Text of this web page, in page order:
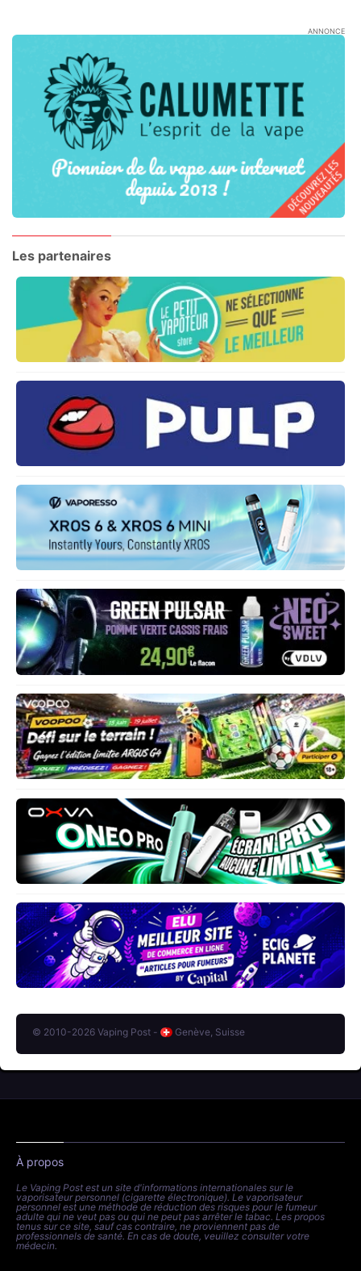
ANNONCE
Les partenaires
© 2010-2026 Vaping Post - Genève, Suisse
À propos
Le Vaping Post est un site d'informations internationales sur le
vaporisateur personnel (cigarette électronique). Le vaporisateur
personnel est une méthode de réduction des risques pour le fumeur
adulte qui ne veut pas ou qui ne peut pas arrêter le tabac. Les propos
tenus sur ce site, sauf cas contraire, ne proviennent pas de
professionnels de santé. En cas de doute, veuillez consulter votre
médecin.